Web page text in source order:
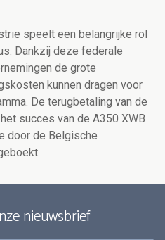
speelt een belangrijke rol
Dankzij deze federale
de grote
kunnen dragen voor
De terugbetaling van de
succes van de A350 XWB
door de Belgische
nieuwsbrief